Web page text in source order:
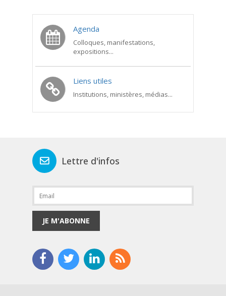
Agenda
Colloques, manifestations,
expositions...
Liens utiles
Institutions, ministères, médias...
Lettre d'infos
JE M'ABONNE